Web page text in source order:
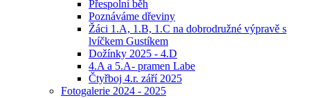
Přespolní běh
Poznáváme dřeviny
Žáci 1.A, 1.B, 1.C na dobrodružné výpravě s
lvíčkem Gustíkem
Dožínky 2025 - 4.D
4.A a 5.A- pramen Labe
Čtyřboj 4.r. září 2025
Fotogalerie 2024 - 2025